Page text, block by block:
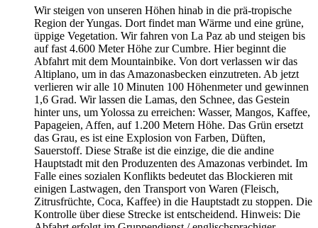
Wir steigen von unseren Höhen hinab in die prä-tropische
Region der Yungas. Dort findet man Wärme und eine grüne,
üppige Vegetation. Wir fahren von La Paz ab und steigen bis
auf fast 4.600 Meter Höhe zur Cumbre. Hier beginnt die
Abfahrt mit dem Mountainbike. Von dort verlassen wir das
Altiplano, um in das Amazonasbecken einzutreten. Ab jetzt
verlieren wir alle 10 Minuten 100 Höhenmeter und gewinnen
1,6 Grad. Wir lassen die Lamas, den Schnee, das Gestein
hinter uns, um Yolossa zu erreichen: Wasser, Mangos, Kaffee,
Papageien, Affen, auf 1.200 Metern Höhe. Das Grün ersetzt
das Grau, es ist eine Explosion von Farben, Düften,
Sauerstoff. Diese Straße ist die einzige, die die andine
Hauptstadt mit den Produzenten des Amazonas verbindet. Im
Falle eines sozialen Konflikts bedeutet das Blockieren mit
einigen Lastwagen, den Transport von Waren (Fleisch,
Zitrusfrüchte, Coca, Kaffee) in die Hauptstadt zu stoppen. Die
Kontrolle über diese Strecke ist entscheidend. Hinweis: Die